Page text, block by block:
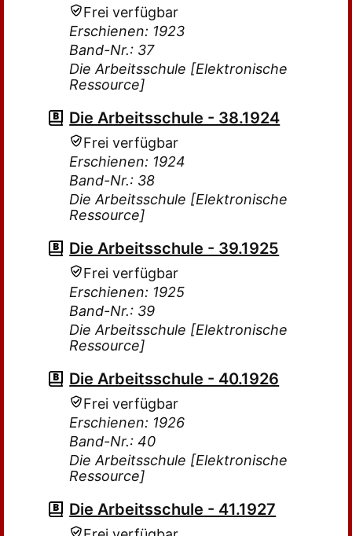
Frei verfügbar
Erschienen: 1923
Band-Nr.: 37
Die Arbeitsschule [Elektronische
Ressource]
Die Arbeitsschule - 38.1924
Frei verfügbar
Erschienen: 1924
Band-Nr.: 38
Die Arbeitsschule [Elektronische
Ressource]
Die Arbeitsschule - 39.1925
Frei verfügbar
Erschienen: 1925
Band-Nr.: 39
Die Arbeitsschule [Elektronische
Ressource]
Die Arbeitsschule - 40.1926
Frei verfügbar
Erschienen: 1926
Band-Nr.: 40
Die Arbeitsschule [Elektronische
Ressource]
Die Arbeitsschule - 41.1927